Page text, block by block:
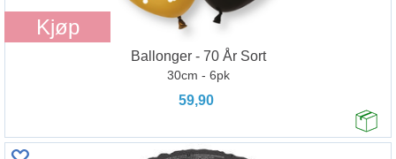
Kjøp
Ballonger - 70 År Sort
30cm - 6pk
59,90